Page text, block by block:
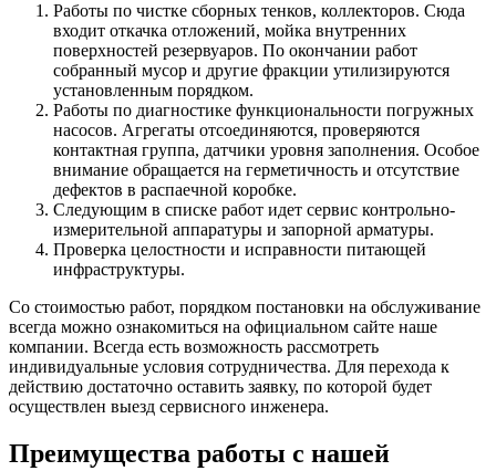
Работы по чистке сборных тенков, коллекторов. Сюда
входит откачка отложений, мойка внутренних
поверхностей резервуаров. По окончании работ
собранный мусор и другие фракции утилизируются
установленным порядком.
Работы по диагностике функциональности погружных
насосов. Агрегаты отсоединяются, проверяются
контактная группа, датчики уровня заполнения. Особое
внимание обращается на герметичность и отсутствие
дефектов в распаечной коробке.
Следующим в списке работ идет сервис контрольно-
измерительной аппаратуры и запорной арматуры.
Проверка целостности и исправности питающей
инфраструктуры.
Со стоимостью работ, порядком постановки на обслуживание
всегда можно ознакомиться на официальном сайте наше
компании. Всегда есть возможность рассмотреть
индивидуальные условия сотрудничества. Для перехода к
действию достаточно оставить заявку, по которой будет
осуществлен выезд сервисного инженера.
Преимущества работы с нашей